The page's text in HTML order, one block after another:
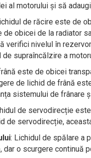
al motorului și să
de răcire este de
obicei de la radiator
verifici nivelul în
supraîncălzire a
este de obicei
de lichid de frână
sistemului de frânare
de servodirecție
de servodirecție,
: Lichidul de spălare a
o scurgere continuă